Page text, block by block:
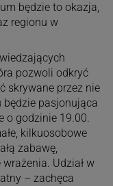
będzie to okazja,
regionu w
pozwoli odkryć
skrywane przez nie
będzie pasjonująca
o godzinie 19.00.
kilkuosobowe
zabawę,
Udział w
– zachęca